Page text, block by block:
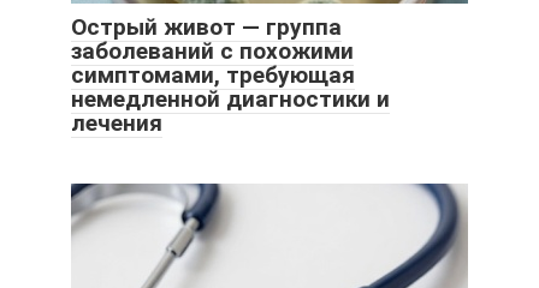
Острый живот — группа
заболеваний с похожими
симптомами, требующая
немедленной диагностики и
лечения